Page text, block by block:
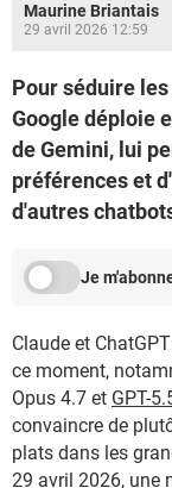
Maurine Briantais
29 avril 2026 12:59
Pour séduire
Google déploie
de Gemini, lui
préférences et
d'autres
Je
Claude et
ce moment,
Opus 4.7 et GPT-
convaincre de
plats dans les
29 avril 2026, une